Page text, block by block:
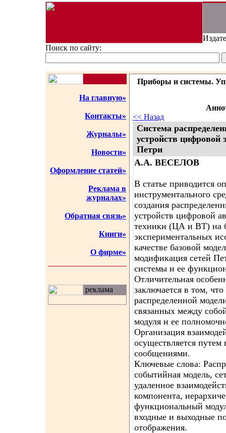
Поиск по сайту:
На главную»
Контакты»
Журналы»
Новости»
Оформление статей»
Реклама в
журналах»
Обратная связь»
Книги»
О фирме»
реклама
Приборы и системы.
<< Назад
Система
устройств цифровой
Петри
А.А. ВЕСЕЛОВ
В статье приводится
инструментального
создания
устройств цифровой
техники (ЦА и ВТ) на
экспериментальных
качестве базовой
модификация сетей
системы и ее
Отличительная
заключается в том,
распределенной
связанных между
модуля и ее
Организация
осуществляется путем
сообщениями.
Ключевые слова:
событийная модель,
удаленное
компонента,
функциональный
входные и выходные
отображения.